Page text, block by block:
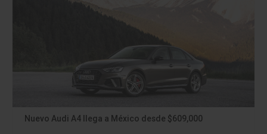
Nuevo Audi A4 llega a México desde $609,000